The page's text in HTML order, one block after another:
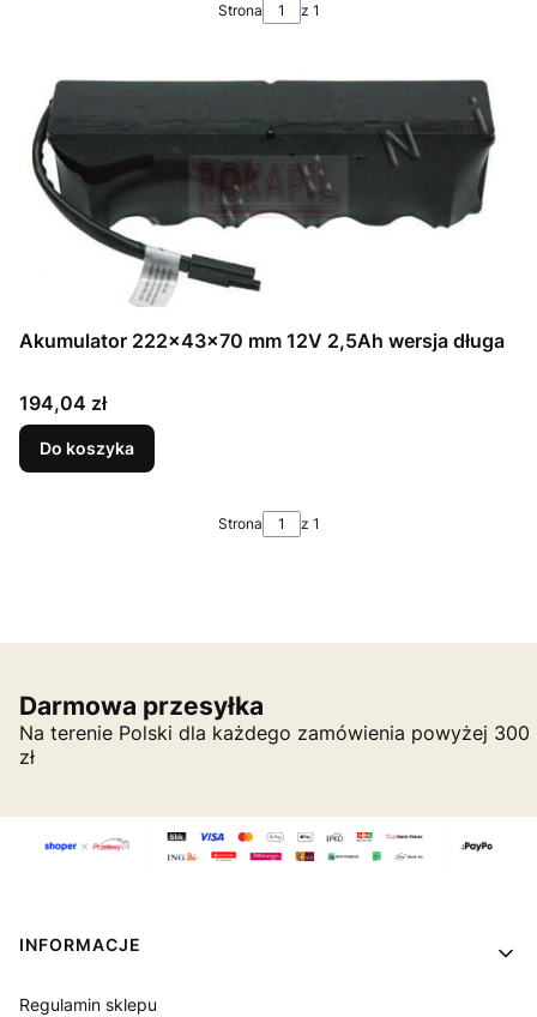
Strona z 1
Akumulator 222x43x70 mm 12V 2,5Ah wersja długa
Cena
194,04 zł
Do koszyka
Strona z 1
Darmowa przesyłka
Na terenie Polski dla każdego zamówienia powyżej 300
zł
Linki w stopce
INFORMACJE
Regulamin sklepu